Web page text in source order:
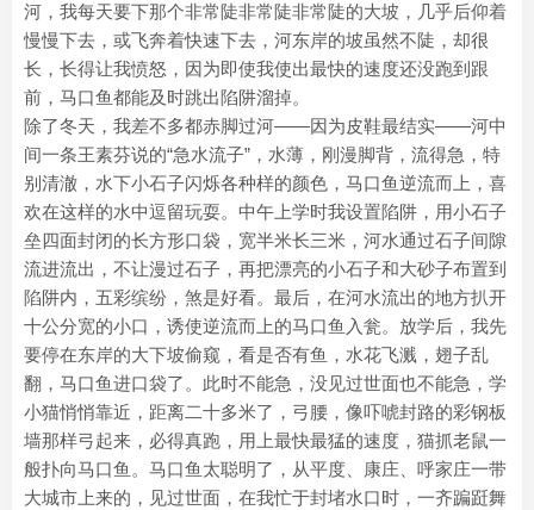
河，我每天要下那个非常陡非常陡非常陡的大坡，几乎后仰着
慢慢下去，或飞奔着快速下去，河东岸的坡虽然不陡，却很
长，长得让我愤怒，因为即使我使出最快的速度还没跑到跟
前，马口鱼都能及时跳出陷阱溜掉。
除了冬天，我差不多都赤脚过河——因为皮鞋最结实——河中
间一条王素芬说的“急水流子”，水薄，刚漫脚背，流得急，特
别清澈，水下小石子闪烁各种样的颜色，马口鱼逆流而上，喜
欢在这样的水中逗留玩耍。中午上学时我设置陷阱，用小石子
垒四面封闭的长方形口袋，宽半米长三米，河水通过石子间隙
流进流出，不让漫过石子，再把漂亮的小石子和大砂子布置到
陷阱内，五彩缤纷，煞是好看。最后，在河水流出的地方扒开
十公分宽的小口，诱使逆流而上的马口鱼入瓮。放学后，我先
要停在东岸的大下坡偷窥，看是否有鱼，水花飞溅，翅子乱
翻，马口鱼进口袋了。此时不能急，没见过世面也不能急，学
小猫悄悄靠近，距离二十多米了，弓腰，像吓唬封路的彩钢板
墙那样弓起来，必得真跑，用上最快最猛的速度，猫抓老鼠一
般扑向马口鱼。马口鱼太聪明了，从平度、康庄、呼家庄一带
大城市上来的，见过世面，在我忙于封堵水口时，一齐蹁跹舞